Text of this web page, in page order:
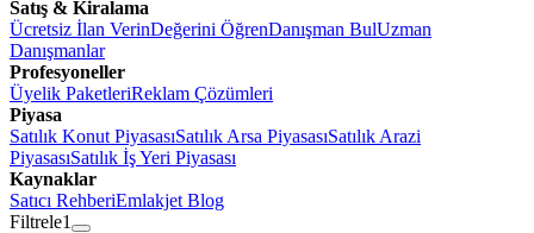
Satış & Kiralama
Ücretsiz İlan VerinDeğerini ÖğrenDanışman BulUzman
Danışmanlar
Profesyoneller
Üyelik PaketleriReklam Çözümleri
Piyasa
Satılık Konut PiyasasıSatılık Arsa PiyasasıSatılık Arazi
PiyasasıSatılık İş Yeri Piyasası
Kaynaklar
Satıcı RehberiEmlakjet Blog
Filtrele1